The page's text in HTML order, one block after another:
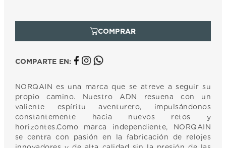
COMPARTE EN:
NORQAIN es una marca que se atreve a seguir su
propio camino. Nuestro ADN resuena con un
valiente espíritu aventurero, impulsándonos
constantemente hacia nuevos retos y
horizontes.Como marca independiente, NORQAIN
se centra con pasión en la fabricación de relojes